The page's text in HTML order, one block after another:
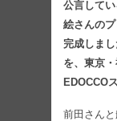
公言して
絵さんの
完成しま
を、東京
EDOCCO
前田さん